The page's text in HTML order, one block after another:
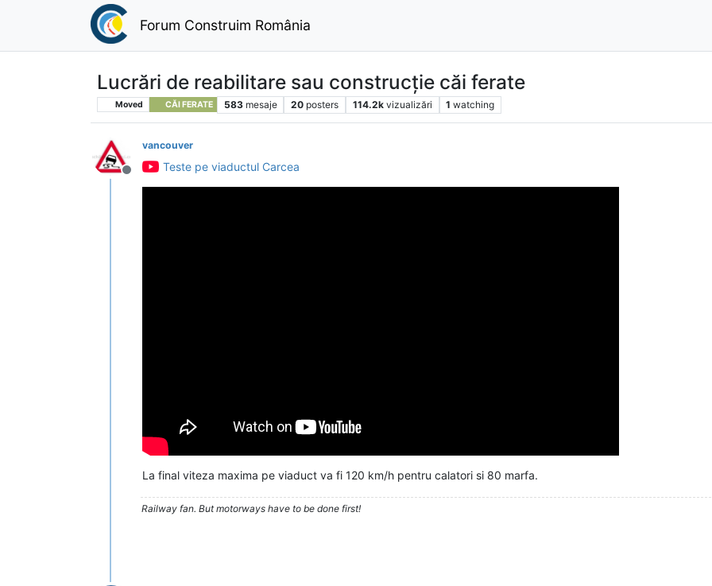
Forum Construim România
Lucrări de reabilitare sau construcție căi ferate
Moved CĂI FERATE 583 mesaje 20 posters 114.2k vizualizări 1 watching
Deconectat
vancouver
Teste pe viaductul Carcea
La final viteza maxima pe viaduct va fi 120 km/h pentru calatori si 80 marfa.
Railway fan. But motorways have to be done first!